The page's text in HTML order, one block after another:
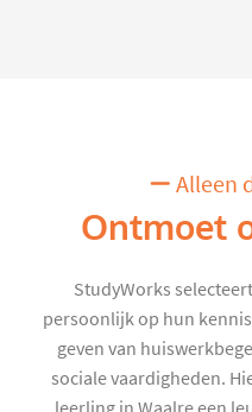
Alleen
Ontmoet
StudyWorks
persoonlijk op hun
geven van
sociale vaardigheden.